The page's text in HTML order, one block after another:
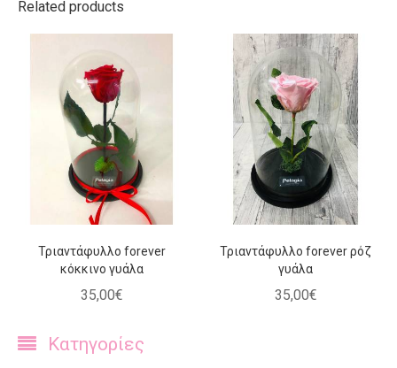
Related products
Τριαντάφυλλο forever
κόκκινο γυάλα
35,00€
Τριαντάφυλλο forever ρόζ
γυάλα
35,00€
Κατηγορίες